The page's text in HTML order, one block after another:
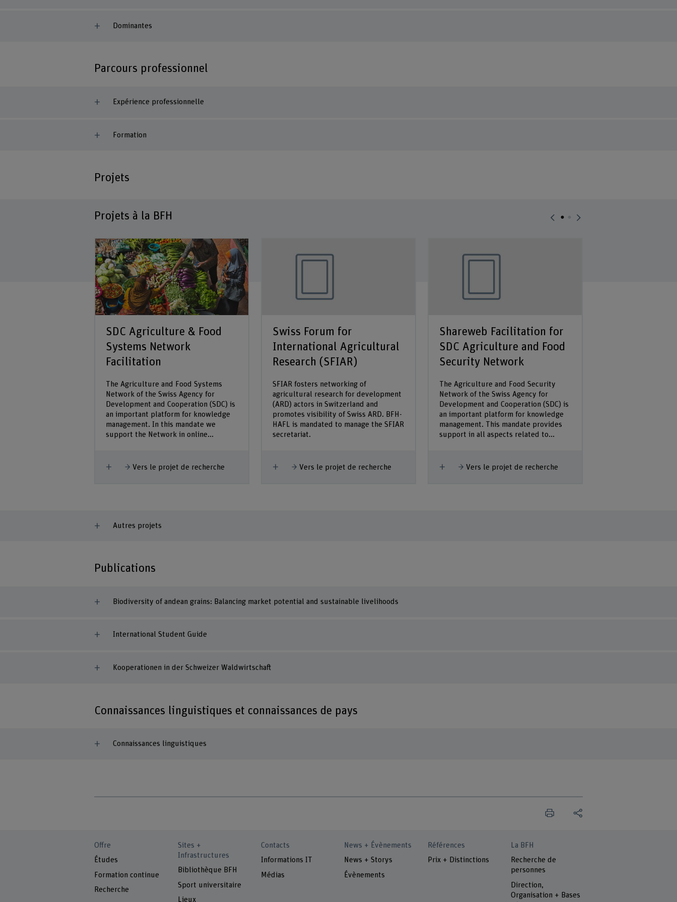
Dominantes
Parcours professionnel
Expérience professionnelle
Formation
Projets
Projets à la BFH
SDC Agriculture & Food
Systems Network
Facilitation
The Agriculture and Food Systems
Network of the Swiss Agency for
Development and Cooperation (SDC) is
an important platform for knowledge
management. In this mandate we
support the Network in online...
Afficher plus
Vers le projet de recherche
Swiss Forum for
International Agricultural
Research (SFIAR)
SFIAR fosters networking of
agricultural research for development
(ARD) actors in Switzerland and
promotes visibility of Swiss ARD. BFH-
HAFL is mandated to manage the SFIAR
secretariat.
Afficher plus
Vers le projet de recherche
Shareweb Facilitation for
SDC Agriculture and Food
Security Network
The Agriculture and Food Security
Network of the Swiss Agency for
Development and Cooperation (SDC) is
an important platform for knowledge
management. This mandate provides
support in all aspects related to...
Afficher plus
Vers le projet de recherche
Autres projets
Publications
Biodiversity of andean grains: Balancing market potential and sustainable livelihoods
International Student Guide
Kooperationen in der Schweizer Waldwirtschaft
Connaissances linguistiques et connaissances de pays
Connaissances linguistiques
Offre
Études
Formation continue
Recherche
Sites +
Infrastructures
Bibliothèque BFH
Sport universitaire
Lieux
Contacts
Informations IT
Médias
News + Évènements
News + Storys
Évènements
Références
Prix + Distinctions
La BFH
Recherche de
personnes
Direction,
Organisation + Bases